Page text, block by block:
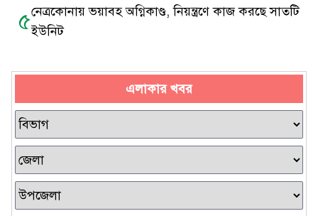
৫নেত্রকোনায় ভয়াবহ অগ্নিকাণ্ড, নিয়ন্ত্রণে কাজ করছে সাতটি
ইউনিট
এলাকার খবর